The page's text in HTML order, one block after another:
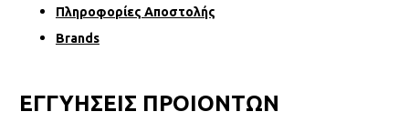
Πληροφορίες Αποστολής
Brands
ΕΓΓΥΗΣΕΙΣ ΠΡΟΙΟΝΤΩΝ